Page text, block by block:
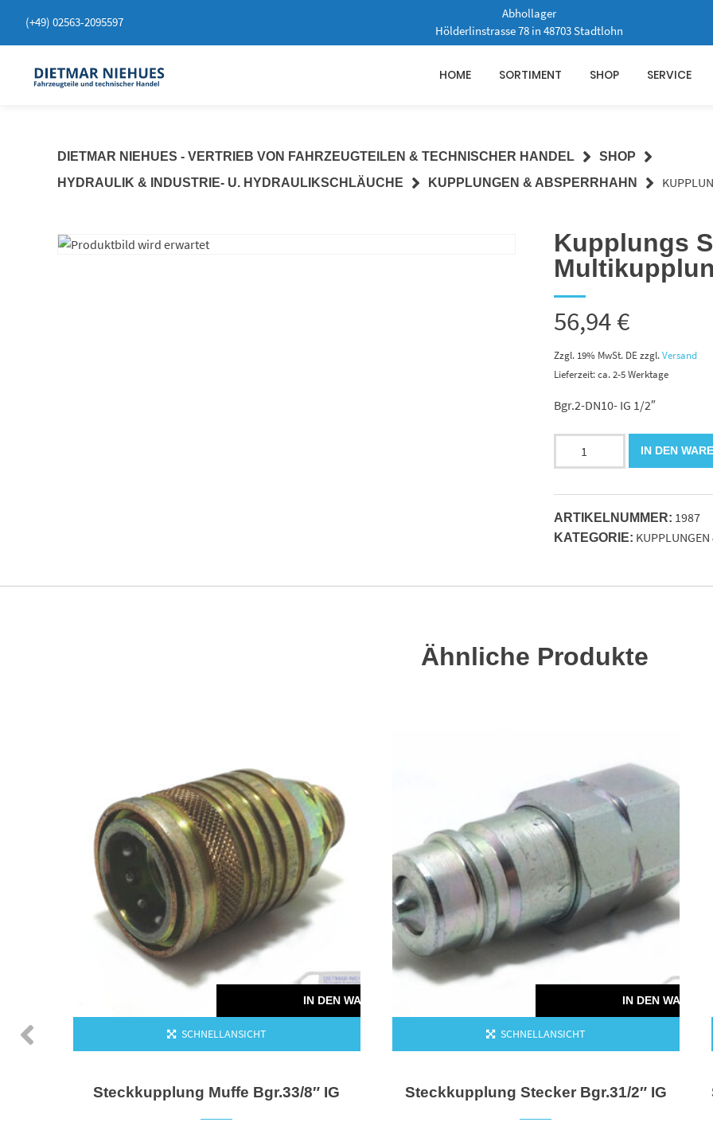
zum
(+49) 02563-2095597
Abhollager
Hölderlinstrasse 78 in 48703 Stadtlohn
HOME SORTIMENT SHOP SERVICE
DIETMAR NIEHUES - VERTRIEB VON FAHRZEUGTEILEN & TECHNISCHER HANDEL
SHOP
HYDRAULIK & INDUSTRIE- U. HYDRAULIKSCHLÄUCHE
KUPPLUNGEN & ABSPERRHAHN
Kupplungs
56,94€
Zzgl. 19% MwSt. DE zzgl.Versand
Lieferzeit: ca. 2-5 Werktage
Bgr.2-DN10- IG 1/2″
Stecker
Festhälfte
-
Multikupplung
IN DEN
ARTIKELNUMMER: 1987
KATEGORIE:
Ähnliche Produkte
IN DEN WARENKORB
SCHNELLANSICHT
Steckkupplung Muffe Bgr.33/8″ IG
IN DEN
SCHNELLANSICHT
Steckkupplung Stecker Bgr.31/2″ IG